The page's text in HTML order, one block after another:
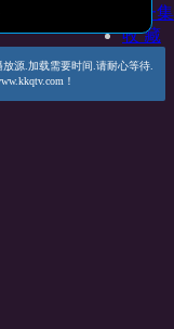
下一集
收 藏
源.加载需要时间.请耐心等待.
！